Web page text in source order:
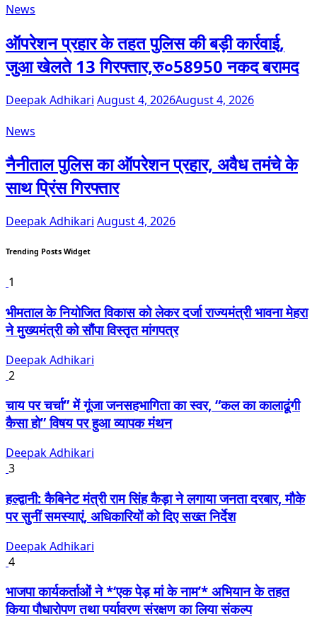
News
ऑपरेशन प्रहार के तहत पुलिस की बड़ी कार्रवाई,
जुआ खेलते 13 गिरफ्तार,रु०58950 नकद बरामद
Deepak Adhikari August 4, 2026August 4, 2026
News
नैनीताल पुलिस का ऑपरेशन प्रहार, अवैध तमंचे के
साथ प्रिंस गिरफ्तार
Deepak Adhikari August 4, 2026
Trending Posts Widget
1
भीमताल के नियोजित विकास को लेकर दर्जा राज्यमंत्री भावना मेहरा
ने मुख्यमंत्री को सौंपा विस्तृत मांगपत्र
Deepak Adhikari
2
चाय पर चर्चा” में गूंजा जनसहभागिता का स्वर, “कल का कालाढूंगी
कैसा हो” विषय पर हुआ व्यापक मंथन
Deepak Adhikari
3
हल्द्वानी: कैबिनेट मंत्री राम सिंह कैड़ा ने लगाया जनता दरबार, मौके
पर सुनीं समस्याएं, अधिकारियों को दिए सख्त निर्देश
Deepak Adhikari
4
भाजपा कार्यकर्ताओं ने *‘एक पेड़ मां के नाम’* अभियान के तहत
किया पौधारोपण तथा पर्यावरण संरक्षण का लिया संकल्प